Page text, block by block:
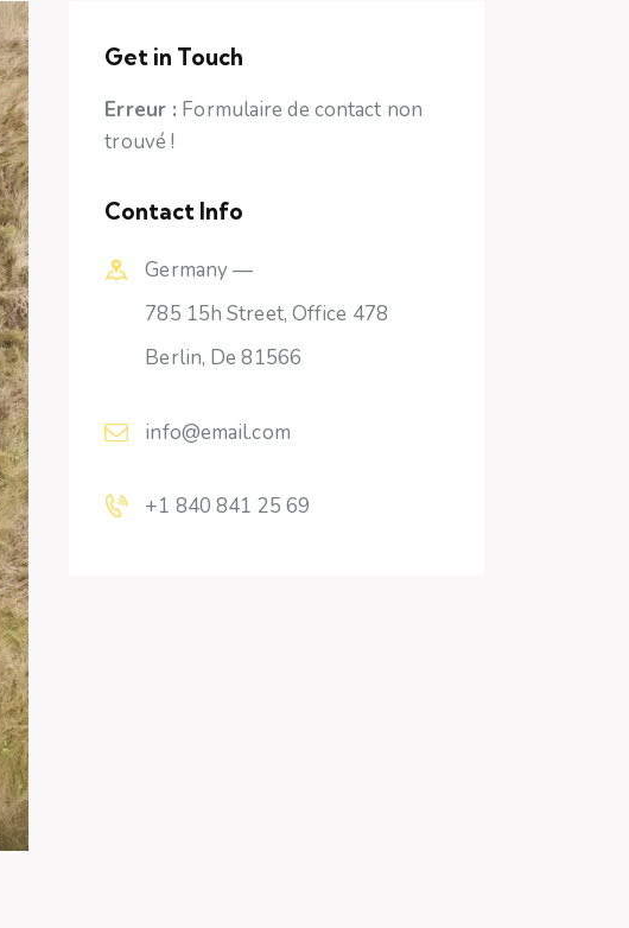
Get in Touch
Erreur : Formulaire de contact non
trouvé !
Contact Info
Germany —
785 15h Street, Office 478
Berlin, De 81566
info@email.com
+1 840 841 25 69